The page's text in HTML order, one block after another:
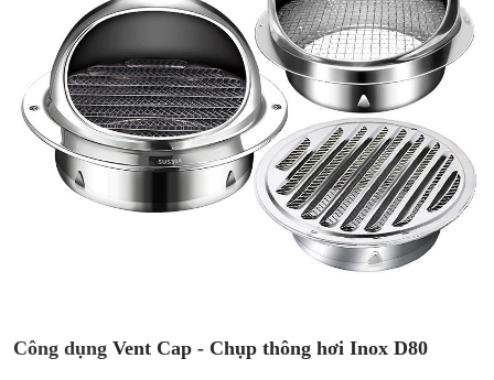
Công dụng Vent Cap - Chụp thông hơi Inox D80